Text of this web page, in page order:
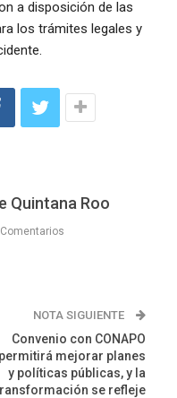
a disposición de las
los trámites legales y
Quintana Roo
NOTA SIGUIENTE
Convenio con CONAPO
permitirá mejorar planes
y políticas públicas, y la
se refleje